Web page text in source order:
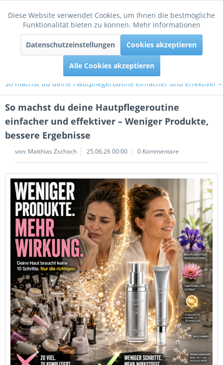
Menü
So machst du deine Hautpflegeroutine einfacher und effektiver
So machst du deine Hautpflegeroutine
einfacher und effektiver – Weniger Produkte,
bessere Ergebnisse
von: Matthias Zschoch 25.06.26 00:00 0 Kommentare
Funktionale Aktiv
Tracking Inaktiv
Diese Website verwendet Cookies, um Ihnen die bestmögliche
Funktionalität bieten zu können. Mehr Informationen
Datenschutzeinstellungen Cookies akzeptieren
Alle Cookies akzeptieren